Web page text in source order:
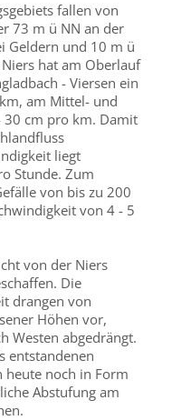
fallen von
73 m ü NN an der
Geldern und 10 m ü
hat am Oberlauf
- Viersen ein
am Mittel- und
30 cm pro km. Damit
liegt
Stunde. Zum
von bis zu 200
von 4 - 5
von der Niers
Die
drangen von
Höhen vor,
Westen abgedrängt.
entstandenen
heute noch in Form
Abstufung am